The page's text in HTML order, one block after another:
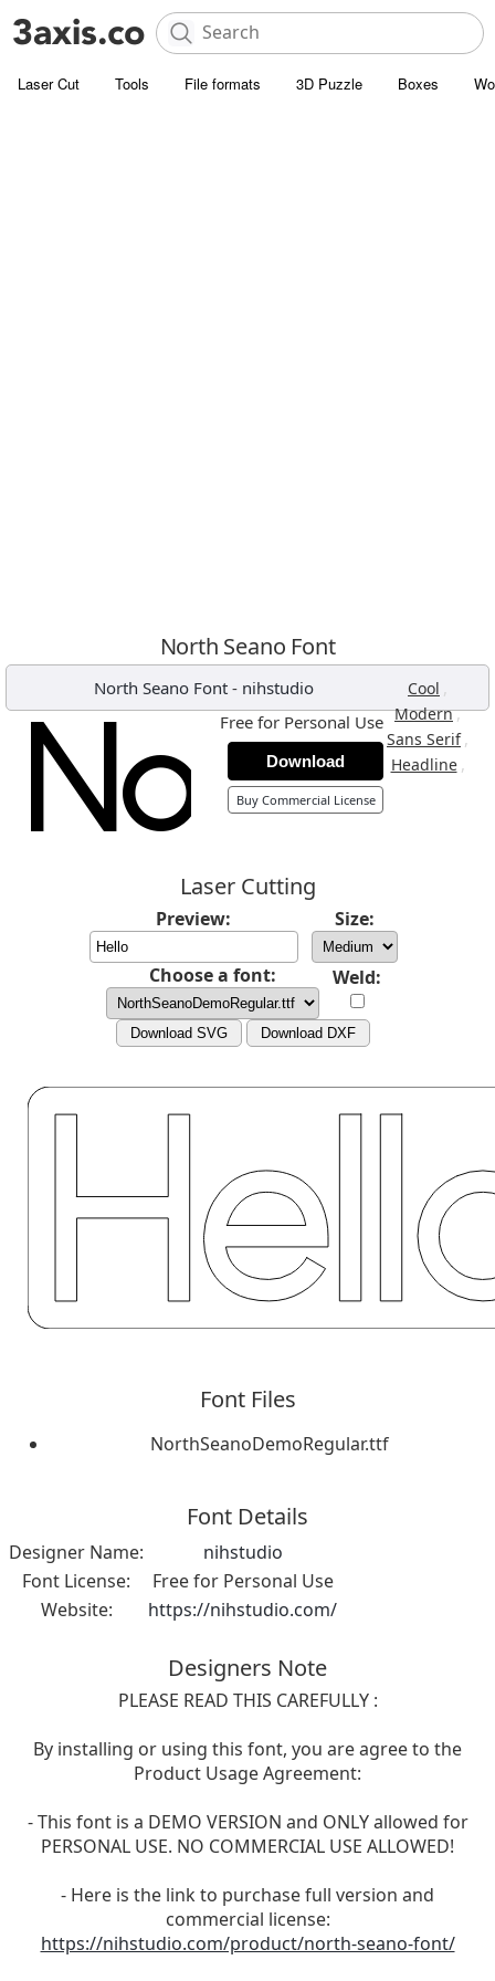
Laser Cut Tools File formats 3D Puzzle Boxes
North Seano Font
North Seano Font- nihstudio Cool ,
Modern,
Sans Serif ,
Headline ,
Free for Personal Use
Download
Buy Commercial License
Laser Cutting
Preview: Size:
Choose a font: Weld:
Download SVG Download DXF
Font Files
NorthSeanoDemoRegular.ttf
Font Details
Designer Name:
nihstudio
Font License:
Free for Personal Use
Website:
https://nihstudio.com/
Designers Note
PLEASE READ THIS CAREFULLY :
By installing or using this font, you are agree to the
Product Usage Agreement:
- This font is a DEMO VERSION and ONLY allowed for
PERSONAL USE. NO COMMERCIAL USE ALLOWED!
- Here is the link to purchase full version and
commercial license:
https://nihstudio.com/product/north-seano-font/